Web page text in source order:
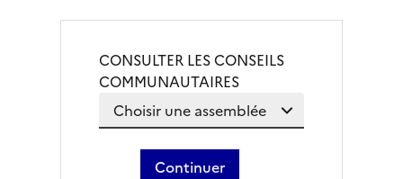
CONSULTER LES CONSEILS
COMMUNAUTAIRES
Continuer